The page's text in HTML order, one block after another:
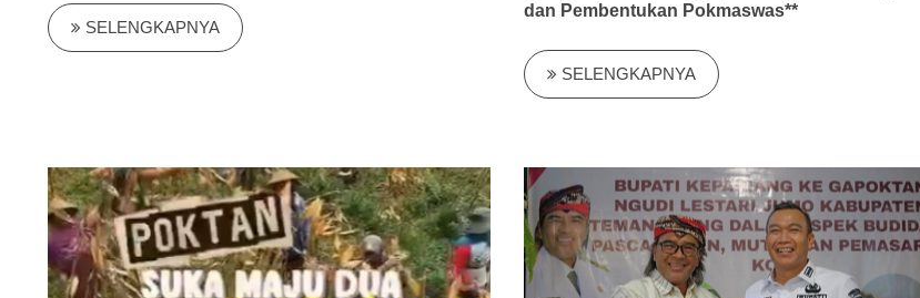
SELENGKAPNYA
dan Pembentukan Pokmaswas**
SELENGKAPNYA